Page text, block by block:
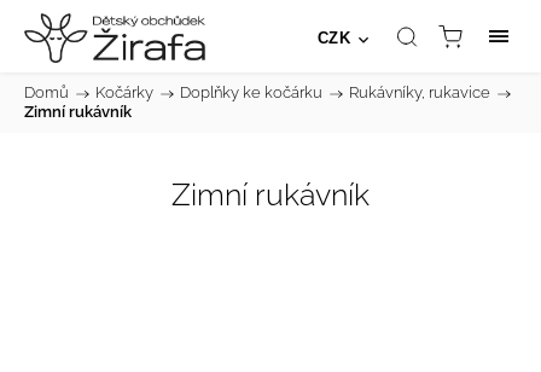
CZK
Domů / Kočárky / Doplňky ke kočárku / Rukávníky, rukavice /
Zimní rukávník
Zimní rukávník